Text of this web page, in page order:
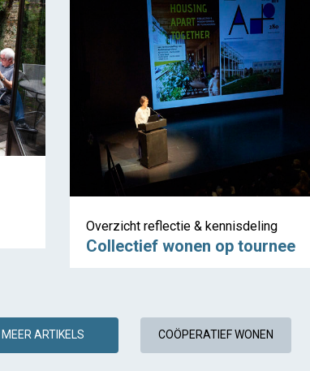
Overzicht reflectie & kennisdeling
Collectief wonen op tournee
MEER ARTIKELS COÖPERATIEF WONEN